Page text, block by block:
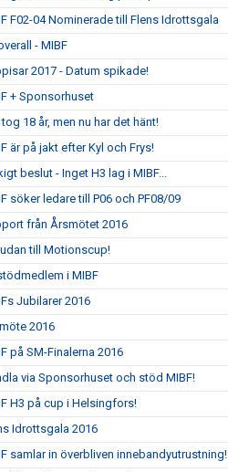
F02-04 Nominerade till Flens Idrottsgala
- MIBF
2017 - Datum spikade!
+ Sponsorhuset
18 år, men nu har det hänt!
är på jakt efter Kyl och Frys!
beslut - Inget H3 lag i MIBF...
söker ledare till P06 och PF08/09
från Årsmötet 2016
till Motionscup!
i MIBF
Jubilarer 2016
2016
på SM-Finalerna 2016
via Sponsorhuset och stöd MIBF!
H3 på cup i Helsingfors!
Idrottsgala 2016
samlar in överbliven innebandyutrustning!